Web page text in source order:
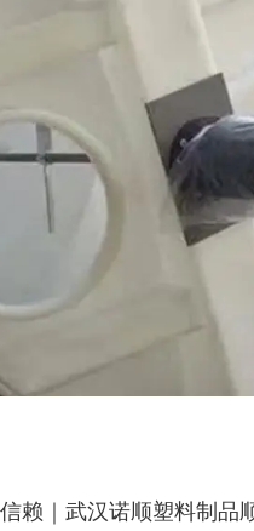
赖｜武汉诺顺塑料制品